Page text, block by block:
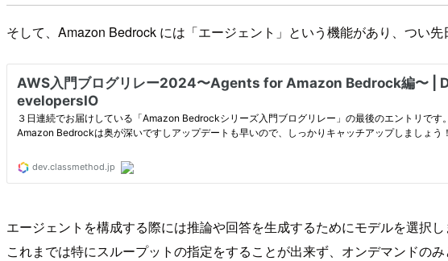
そして、Amazon Bedrock には「エージェント」という機能があり、つい
エージェントを構成する際には推論や回答を生成するためにモデルを選択し
これまでは特にスループットの指定をすることが出来ず、オンデマンドのみ